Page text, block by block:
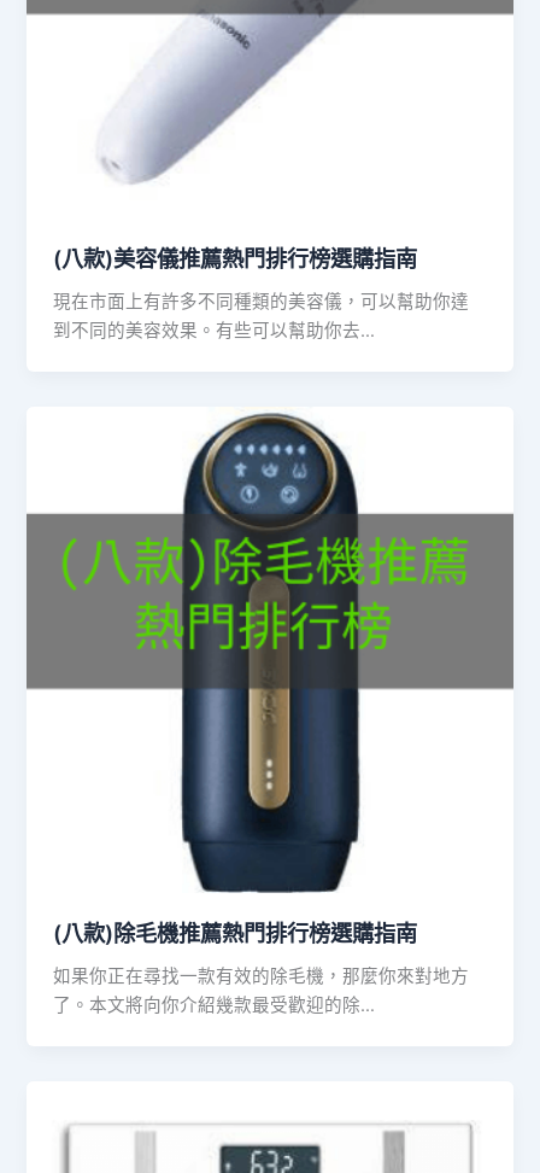
(八款)美容儀推薦熱門排行榜選購指南
現在市面上有許多不同種類的美容儀，可以幫助你達
到不同的美容效果。有些可以幫助你去…
(八款)除毛機推薦熱門排行榜選購指南
如果你正在尋找一款有效的除毛機，那麼你來對地方
了。本文將向你介紹幾款最受歡迎的除…